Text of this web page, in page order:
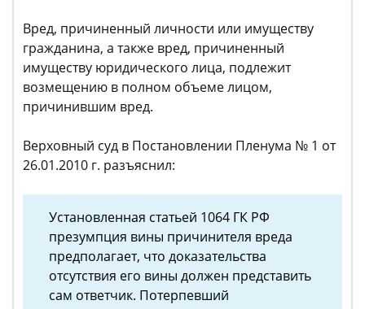
Вред, причиненный личности или имуществу
гражданина, а также вред, причиненный
имуществу юридического лица, подлежит
возмещению в полном объеме лицом,
причинившим вред.
Верховный суд в Постановлении Пленума № 1 от
26.01.2010 г. разъяснил:
Установленная статьей 1064 ГК РФ
презумпция вины причинителя вреда
предполагает, что доказательства
отсутствия его вины должен представить
сам ответчик. Потерпевший